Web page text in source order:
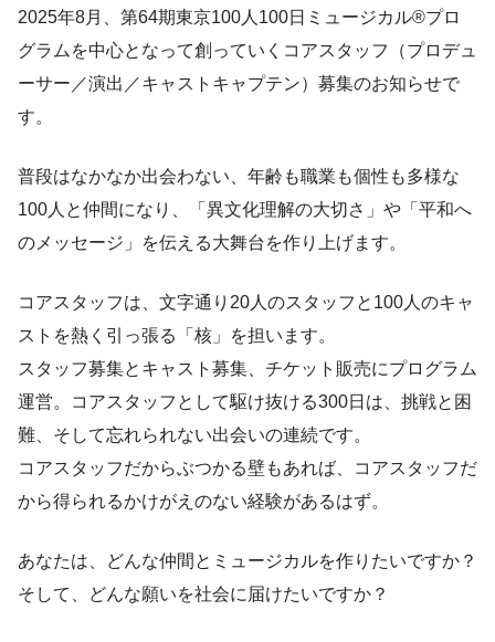
2025年8月、第64期東京100人100日ミュージカル®︎プロ
グラムを中心となって創っていくコアスタッフ（プロデュ
ーサー／演出／キャストキャプテン）募集のお知らせで
す。
普段はなかなか出会わない、年齢も職業も個性も多様な
100人と仲間になり、「異文化理解の大切さ」や「平和へ
のメッセージ」を伝える大舞台を作り上げます。
コアスタッフは、文字通り20人のスタッフと100人のキャ
ストを熱く引っ張る「核」を担います。
スタッフ募集とキャスト募集、チケット販売にプログラム
運営。コアスタッフとして駆け抜ける300日は、挑戦と困
難、そして忘れられない出会いの連続です。
コアスタッフだからぶつかる壁もあれば、コアスタッフだ
から得られるかけがえのない経験があるはず。
あなたは、どんな仲間とミュージカルを作りたいですか？
そして、どんな願いを社会に届けたいですか？